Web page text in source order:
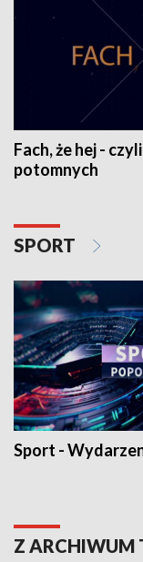
Fach, że hej -
potomnych
SPORT
Sport -
Z ARCHIWUM